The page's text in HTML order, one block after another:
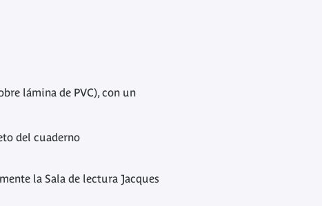
lámina de PVC), con un
del cuaderno
la Sala de lectura Jacques